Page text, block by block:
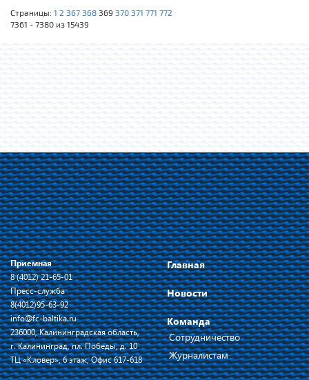
Страницы: 1 2 367 368 369 370 371 771 772
7361 - 7380 из 15439
Приемная
8 (4012) 21-65-01
Пресс-служба
8(4012)95-63-92
info@fc-baltika.ru
236000, Калининградская область,
г. Калининград, пл. Победы, д. 10
ТЦ «Кловер», 6 этаж, Офис 617-618
Главная
Новости
Команда
Сотрудничество
Журналистам